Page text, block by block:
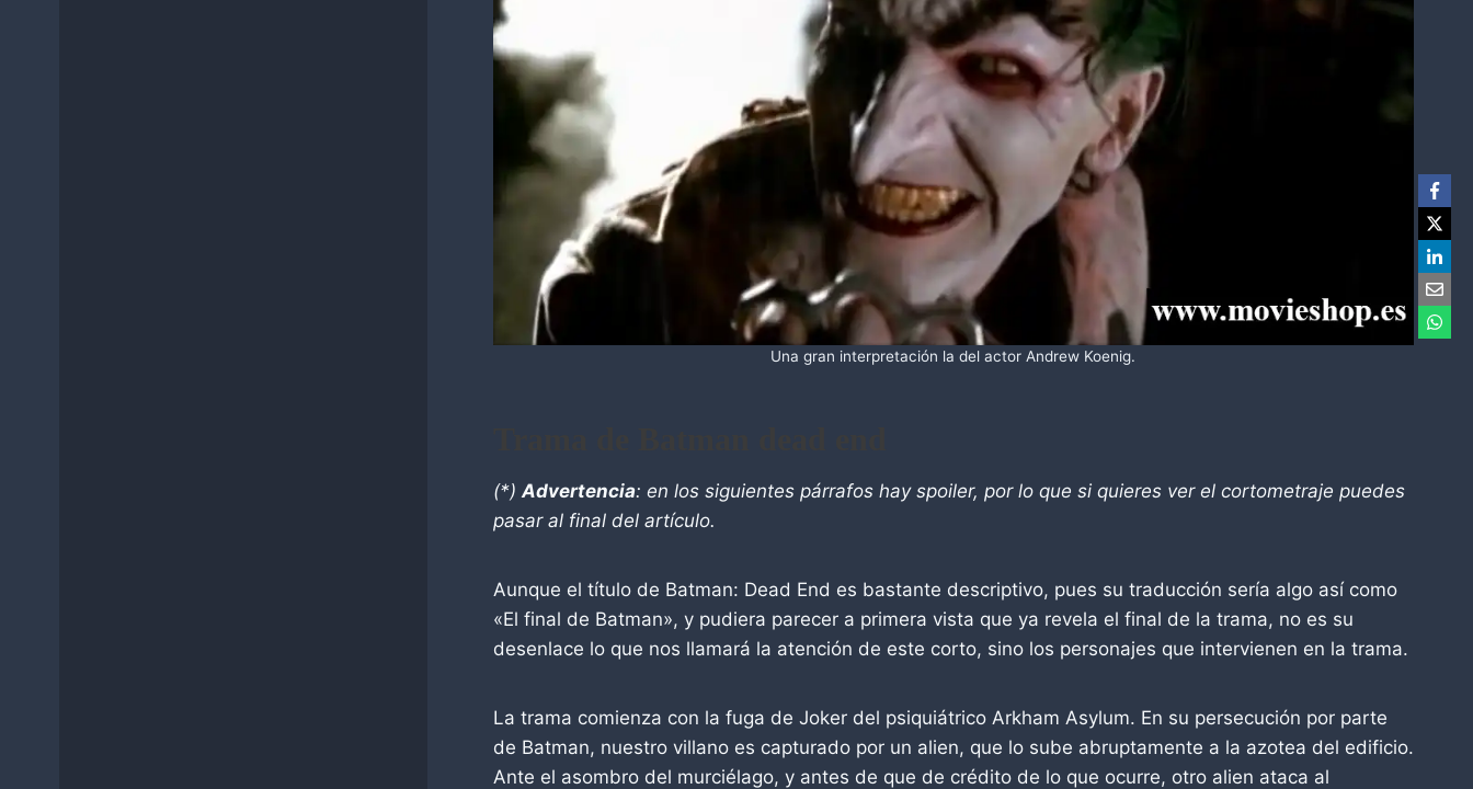
Una gran interpretación la del actor Andrew Koenig.
(*) Advertencia: en los siguientes párrafos hay spoiler, por lo que si quieres ver el cortometraje puedes
pasar al final del artículo.
Aunque el título de Batman: Dead End es bastante descriptivo, pues su traducción sería algo así como
«El final de Batman», y pudiera parecer a primera vista que ya revela el final de la trama, no es su
desenlace lo que nos llamará la atención de este corto, sino los personajes que intervienen en la trama.
La trama comienza con la fuga de Joker del psiquiátrico Arkham Asylum. En su persecución por parte
de Batman, nuestro villano es capturado por un alien, que lo sube abruptamente a la azotea del edificio.
Ante el asombro del murciélago, y antes de que de crédito de lo que ocurre, otro alien ataca al